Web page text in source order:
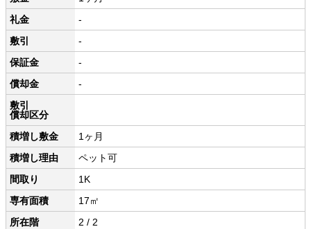
礼金
-
敷引
-
保証金
-
償却金
-
敷引
償却区分
積増し敷金
1ヶ月
積増し理由
ペット可
間取り
1K
専有面積
17㎡
所在階
2 / 2